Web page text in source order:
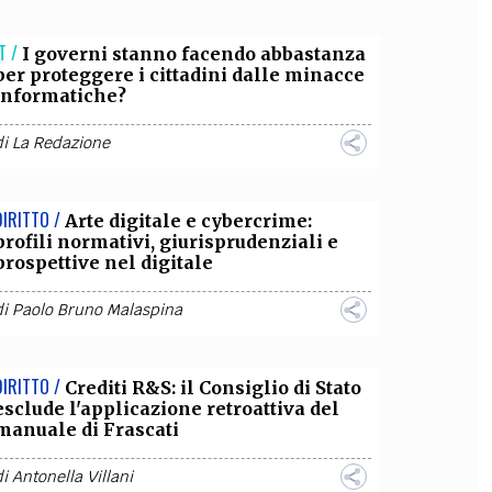
CON NOI
/ I governi stanno facendo abbastanza
proteggere i cittadini dalle minacce
La Redazione
/ Arte digitale e cybercrime:
normativi, giurisprudenziali e
nel digitale
Paolo Bruno Malaspina
/ Crediti R&S: il Consiglio di Stato
l'applicazione retroattiva del
di Frascati
Antonella Villani